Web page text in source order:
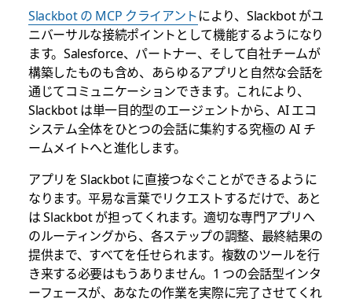
Slackbot の MCP クライアントにより、Slackbot がユ
ニバーサルな接続ポイントとして機能するようになり
ます。Salesforce、パートナー、そして自社チームが
構築したものも含め、あらゆるアプリと自然な会話を
通じてコミュニケーションできます。これにより、
Slackbot は単一目的型のエージェントから、AI エコ
システム全体をひとつの会話に集約する究極の AI チ
ームメイトへと進化します。
アプリを Slackbot に直接つなぐことができるように
なります。平易な言葉でリクエストするだけで、あと
は Slackbot が担ってくれます。適切な専門アプリへ
のルーティングから、各ステップの調整、最終結果の
提供まで、すべてを任せられます。複数のツールを行
き来する必要はもうありません。1 つの会話型インタ
ーフェースが、あなたの作業を実際に完了させてくれ